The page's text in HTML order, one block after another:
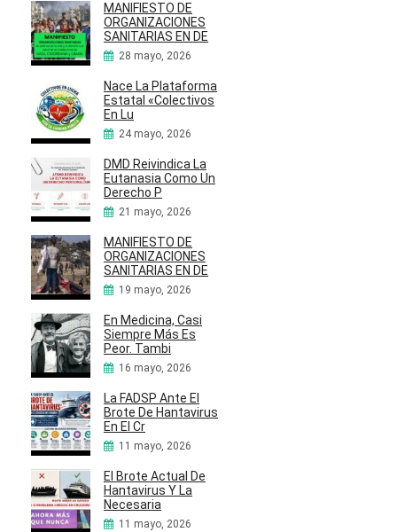
MANIFIESTO DE
ORGANIZACIONES
SANITARIAS EN DE
28 mayo, 2026
Nace La Plataforma
Estatal «Colectivos
En Lu
24 mayo, 2026
DMD Reivindica La
Eutanasia Como Un
Derecho P
21 mayo, 2026
MANIFIESTO DE
ORGANIZACIONES
SANITARIAS EN DE
19 mayo, 2026
En Medicina, Casi
Siempre Más Es
Peor. Tambi
16 mayo, 2026
La FADSP Ante El
Brote De Hantavirus
En El Cr
11 mayo, 2026
El Brote Actual De
Hantavirus Y La
Necesaria
11 mayo, 2026